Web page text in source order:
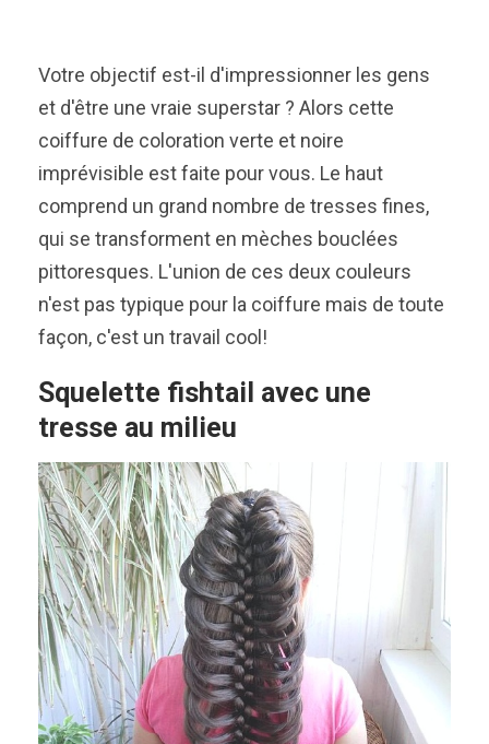
Votre objectif est-il d'impressionner les gens
et d'être une vraie superstar ? Alors cette
coiffure de coloration verte et noire
imprévisible est faite pour vous. Le haut
comprend un grand nombre de tresses fines,
qui se transforment en mèches bouclées
pittoresques. L'union de ces deux couleurs
n'est pas typique pour la coiffure mais de toute
façon, c'est un travail cool!
Squelette fishtail avec une
tresse au milieu